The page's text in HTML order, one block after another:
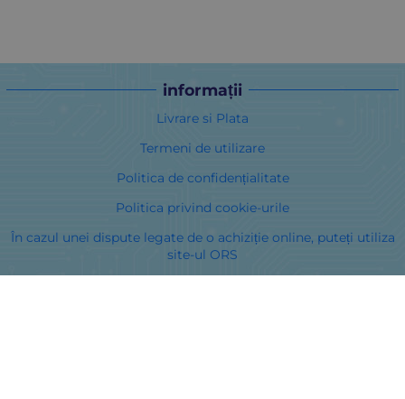
informații
Livrare si Plata
Termeni de utilizare
Politica de confidențialitate
Politica privind cookie-urile
În cazul unei dispute legate de o achiziție online, puteți utiliza
site-ul ORS